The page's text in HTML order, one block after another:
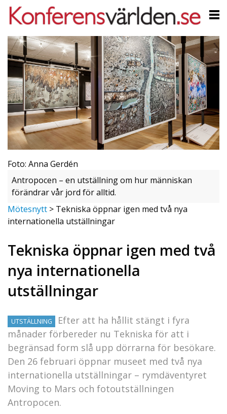
Foto: Anna Gerdén
Antropocen – en utställning om hur människan
förändrar vår jord för alltid.
Mötesnytt > Tekniska öppnar igen med två nya
internationella utställningar
Tekniska öppnar igen med två
nya internationella
utställningar
UTSTÄLLNING
Efter att ha hållit stängt i fyra
månader förbereder nu Tekniska för att i
begränsad form slå upp dörrarna för besökare.
Den 26 februari öppnar museet med två nya
internationella utställningar – rymdäventyret
Moving to Mars och fotoutställningen
Antropocen.